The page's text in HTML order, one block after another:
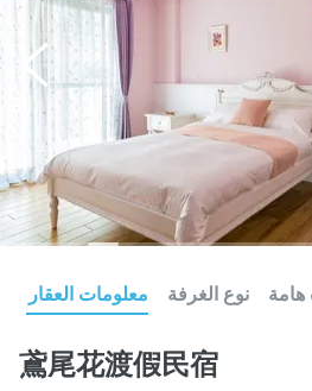
معلومات العقار نوع الغرفة
鳶尾花渡假民宿